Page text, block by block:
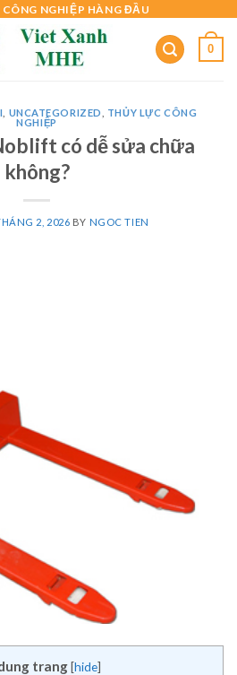
CÔNG NGHIỆP HÀNG ĐẦU
0
UNCATEGORIZED
THỦY LỰC CÔNG
NGHIỆP
có dễ sửa chữa
không?
2, 2026 BY NGOC TIEN
trang [hide]